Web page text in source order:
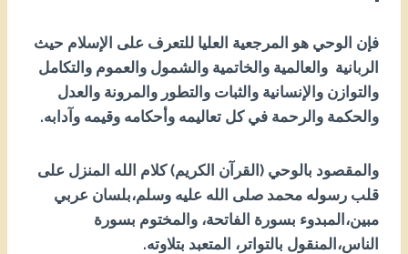
فإن الوحي هو المرجعية العليا للتعرف على الإسلام حيث
الربانية والعالمية والخاتمية والشمول والعموم والتكامل
والتوازن والإنسانية والثبات والتطور والمرونة والعدل
والحكمة والرحمة في كل تعاليمه وأحكامه وقيمه وآدابه.
والمقصود بالوحي (القرآن الكريم) كلام الله المنزل على
قلب رسوله محمد صلى الله عليه وسلم،بلسان عربي
مبين،المبدوء بسورة الفاتحة، والمختوم بسورة
الناس،المنقول بالتواتر، المتعبد بتلاوته.